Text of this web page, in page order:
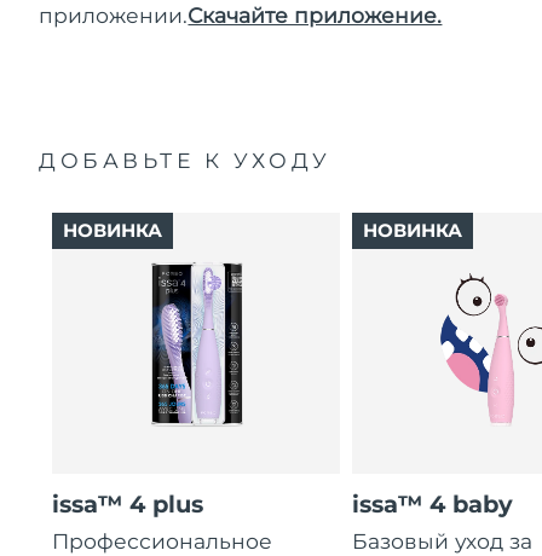
приложении.Скачайте приложение.
ДОБАВЬТЕ К УХОДУ
issa™ 4 plus
Профессиональное
НОВИНКА
issa™ 4 baby
Базовый уход за
НОВИНКА